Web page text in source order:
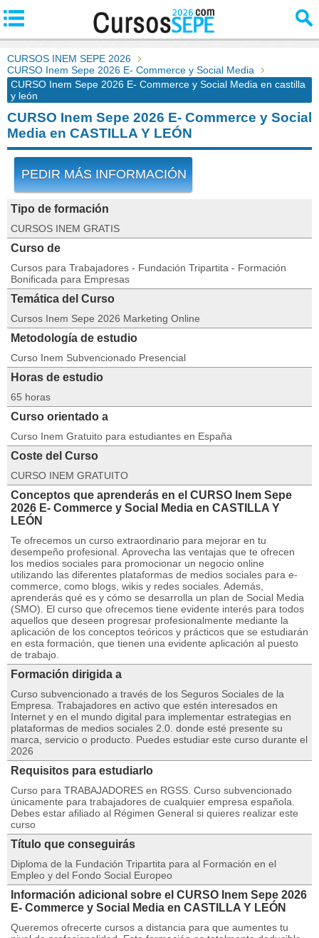
CURSOS INEM SEPE 2026
CURSO Inem Sepe 2026 E- Commerce y Social Media
CURSO Inem Sepe 2026 E- Commerce y Social Media en castilla
y león
CURSO Inem Sepe 2026 E- Commerce y Social
Media en CASTILLA Y LEÓN
PEDIR MÁS INFORMACIÓN
Tipo de formación
CURSOS INEM GRATIS
Curso de
Cursos para Trabajadores - Fundación Tripartita - Formación
Bonificada para Empresas
Temática del Curso
Cursos Inem Sepe 2026 Marketing Online
Metodología de estudio
Curso Inem Subvencionado Presencial
Horas de estudio
65 horas
Curso orientado a
Curso Inem Gratuito para estudiantes en España
Coste del Curso
CURSO INEM GRATUITO
Conceptos que aprenderás en el CURSO Inem Sepe
2026 E- Commerce y Social Media en CASTILLA Y
LEÓN
Te ofrecemos un curso extraordinario para mejorar en tu
desempeño profesional. Aprovecha las ventajas que te ofrecen
los medios sociales para promocionar un negocio online
utilizando las diferentes plataformas de medios sociales para e-
commerce, como blogs, wikis y redes sociales. Además,
aprenderás qué es y cómo se desarrolla un plan de Social Media
(SMO). El curso que ofrecemos tiene evidente interés para todos
aquellos que deseen progresar profesionalmente mediante la
aplicación de los conceptos teóricos y prácticos que se estudiarán
en esta formación, que tienen una evidente aplicación al puesto
de trabajo.
Formación dirigida a
Curso subvencionado a través de los Seguros Sociales de la
Empresa. Trabajadores en activo que estén interesados en
Internet y en el mundo digital para implementar estrategias en
plataformas de medios sociales 2.0. donde esté presente su
marca, servicio o producto. Puedes estudiar este curso durante el
2026
Requisitos para estudiarlo
Curso para TRABAJADORES en RGSS. Curso subvencionado
únicamente para trabajadores de cualquier empresa española.
Debes estar afiliado al Régimen General si quieres realizar este
curso
Título que conseguirás
Diploma de la Fundación Tripartita para al Formación en el
Empleo y del Fondo Social Europeo
Información adicional sobre el CURSO Inem Sepe 2026
E- Commerce y Social Media en CASTILLA Y LEÓN
Queremos ofrecerte cursos a distancia para que aumentes tu